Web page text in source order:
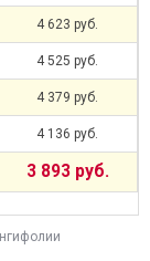
4 623 руб.
4 525 руб.
4 379 руб.
4 136 руб.
3 893 руб.